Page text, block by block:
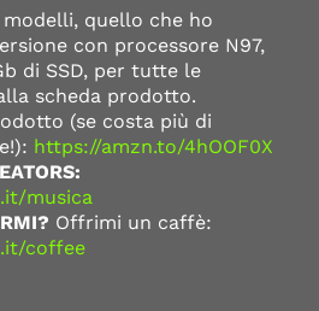
modelli, quello che ho
con processore N97,
di SSD, per tutte le
scheda prodotto.
(se costa più di
https://amzn.to/4hOOF0X
musica
Offrimi un caffè:
coffee